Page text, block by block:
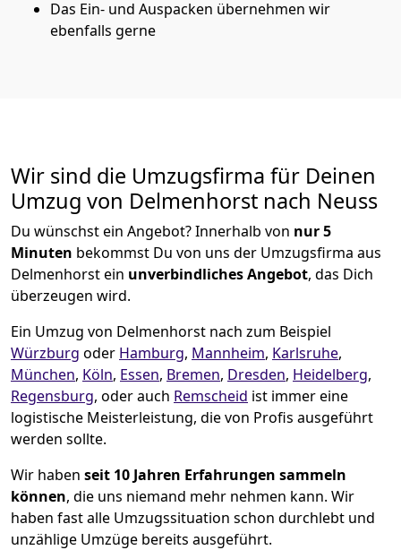
Das Ein- und Auspacken übernehmen wir
ebenfalls gerne
Wir sind die Umzugsfirma für Deinen
Umzug von Delmenhorst nach Neuss
Du wünschst ein Angebot? Innerhalb von nur 5
Minuten bekommst Du von uns der Umzugsfirma aus
Delmenhorst ein unverbindliches Angebot, das Dich
überzeugen wird.
Ein Umzug von Delmenhorst nach zum Beispiel
Würzburg oder Hamburg, Mannheim, Karlsruhe,
München, Köln, Essen, Bremen, Dresden, Heidelberg,
Regensburg, oder auch Remscheid ist immer eine
logistische Meisterleistung, die von Profis ausgeführt
werden sollte.
Wir haben seit 10 Jahren Erfahrungen sammeln
können, die uns niemand mehr nehmen kann. Wir
haben fast alle Umzugssituation schon durchlebt und
unzählige Umzüge bereits ausgeführt.